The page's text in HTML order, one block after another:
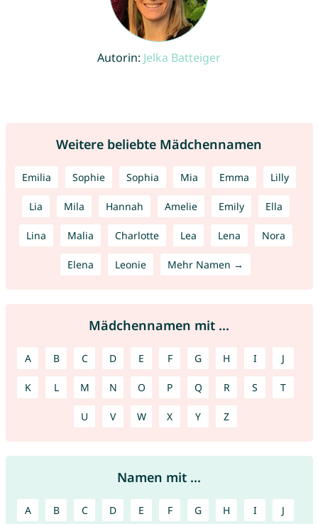
Autorin: Jelka Batteiger
Weitere beliebte Mädchennamen
Emilia Sophie Sophia Mia Emma Lilly
Lia Mila Hannah Amelie Emily Ella
Lina Malia Charlotte Lea Lena Nora
Elena Leonie Mehr Namen →
Mädchennamen mit ...
A B C D E F G H I J
K L M N O P Q R S T
U V W X Y Z
Namen mit ...
A B C D E F G H I J